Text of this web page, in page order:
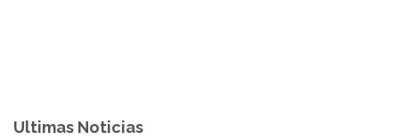
Ultimas Noticias